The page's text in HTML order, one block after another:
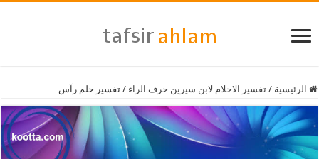
الرئيسية / تفسير الاحلام لابن سيرين حرف الراء / تفسير حلم رآس